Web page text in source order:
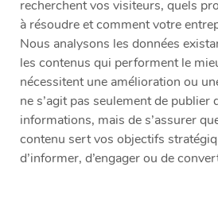
recherchent vos visiteurs, quels
à résoudre et comment votre
Nous analysons les données
les contenus qui performent le
nécessitent une amélioration ou
ne s’agit pas seulement de publier
informations, mais de s’assurer
contenu sert vos objectifs
d’informer, d’engager ou de